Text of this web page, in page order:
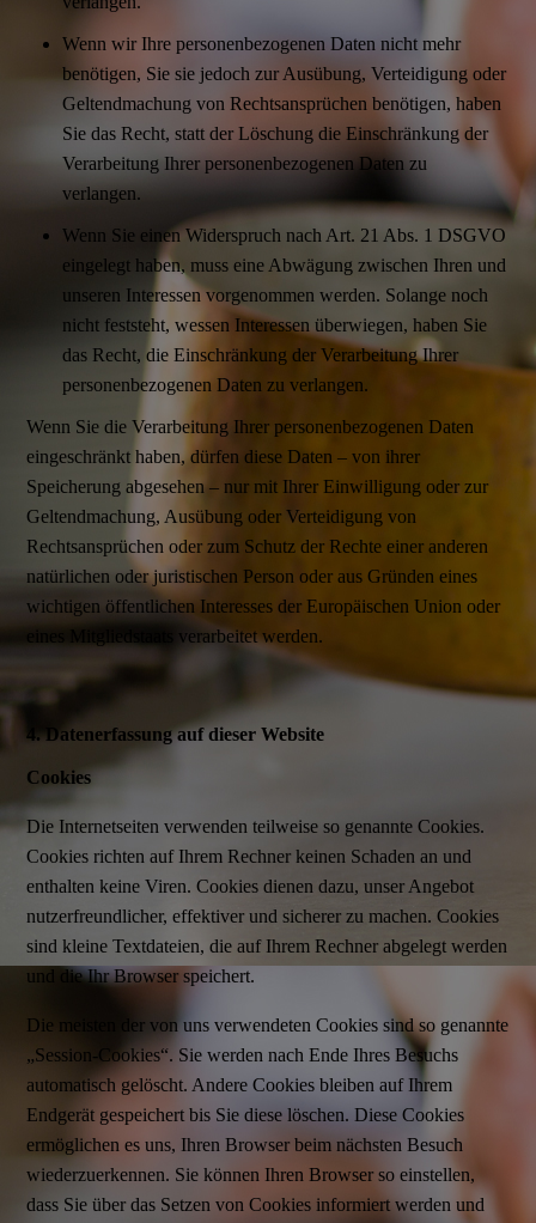
Wenn wir Ihre personenbezogenen Daten nicht mehr
benötigen, Sie sie jedoch zur Ausübung, Verteidigung oder
Geltendmachung von Rechtsansprüchen benötigen, haben
Sie das Recht, statt der Löschung die Einschränkung der
Verarbeitung Ihrer personenbezogenen Daten zu
verlangen.
Wenn Sie einen Widerspruch nach Art. 21 Abs. 1 DSGVO
eingelegt haben, muss eine Abwägung zwischen Ihren und
unseren Interessen vorgenommen werden. Solange noch
nicht feststeht, wessen Interessen überwiegen, haben Sie
das Recht, die Einschränkung der Verarbeitung Ihrer
personenbezogenen Daten zu verlangen.
Wenn Sie die Verarbeitung Ihrer personenbezogenen Daten
eingeschränkt haben, dürfen diese Daten – von ihrer
Speicherung abgesehen – nur mit Ihrer Einwilligung oder zur
Geltendmachung, Ausübung oder Verteidigung von
Rechtsansprüchen oder zum Schutz der Rechte einer anderen
natürlichen oder juristischen Person oder aus Gründen eines
wichtigen öffentlichen Interesses der Europäischen Union oder
eines Mitgliedstaats verarbeitet werden.
4. Datenerfassung auf dieser Website
Cookies
Die Internetseiten verwenden teilweise so genannte Cookies.
Cookies richten auf Ihrem Rechner keinen Schaden an und
enthalten keine Viren. Cookies dienen dazu, unser Angebot
nutzerfreundlicher, effektiver und sicherer zu machen. Cookies
sind kleine Textdateien, die auf Ihrem Rechner abgelegt werden
und die Ihr Browser speichert.
Die meisten der von uns verwendeten Cookies sind so genannte
„Session-Cookies“. Sie werden nach Ende Ihres Besuchs
automatisch gelöscht. Andere Cookies bleiben auf Ihrem
Endgerät gespeichert bis Sie diese löschen. Diese Cookies
ermöglichen es uns, Ihren Browser beim nächsten Besuch
wiederzuerkennen. Sie können Ihren Browser so einstellen,
dass Sie über das Setzen von Cookies informiert werden und